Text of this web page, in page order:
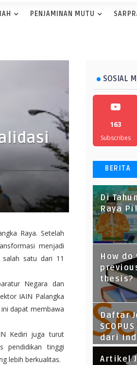
PENJAMINAN MUTU
Raya. Setelah
menjadi
salah satu dari 11
Negara dan
IAIN Palangka
dapat membawa
Kediri juga turut
pendidikan tinggi
lebih berkualitas.
SOSIAL
163
Subscribes
BERITA
POPULER
Di
Raya
How do
thesis?
Daftar
dari
Negeri
Artikel